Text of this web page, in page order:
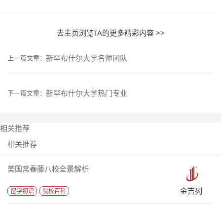
去主页浏览TA的更多精彩内容 >>
上一篇文章： 新罕布什尔大学名师团队
下一篇文章： 新罕布什尔大学热门专业
相关推荐
相关推荐
美国常春藤八校全景解析
留学初识 院校百科 金吉列